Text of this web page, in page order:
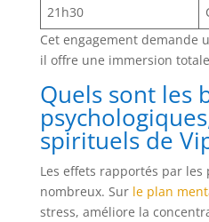
21h30
Cet engagement demande
il offre une immersion
Quels sont les
spirituels de
Les effets rapportés par
nombreux. Sur le plan
stress, améliore la